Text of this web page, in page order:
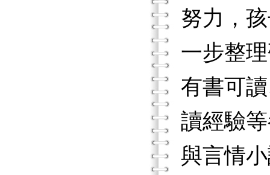
努力，
一步整
有書可
讀經驗
與言情